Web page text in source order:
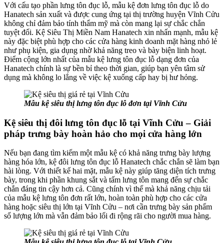
Với cấu tạo phần lưng tôn đục lỗ, mẫu kệ đơn lưng tôn đục lỗ do
Hanatech sản xuất và được cung ứng tại thị trường huyện Vĩnh Cửu
không chỉ đảm bảo tính thẩm mỹ mà còn mang lại sự chắc chắn
tuyệt đối. Kệ Siêu Thị Miền Nam Hanatech xin nhấn mạnh, mẫu kệ
này đặc biệt phù hợp cho các cửa hàng kinh doanh mặt hàng nhỏ lẻ
như phụ kiện, gia dụng nhờ khả năng treo và bày biện linh hoạt.
Điểm cộng lớn nhất của mẫu kệ lưng tôn đục lỗ dạng đơn của
Hanatech chính là sự bền bỉ theo thời gian, giúp bạn yên tâm sử
dụng mà không lo lắng về việc kệ xuống cấp hay bị hư hỏng.
Mẫu kệ siêu thị lưng tôn đục lỗ đơn tại Vĩnh Cửu
Kệ siêu thị đôi lưng tôn đục lỗ tại Vĩnh Cửu – Giải
pháp trưng bày hoàn hảo cho mọi cửa hàng lớn
Nếu bạn đang tìm kiếm một mẫu kệ có khả năng trưng bày lượng
hàng hóa lớn, kệ đôi lưng tôn đục lỗ Hanatech chắc chắn sẽ làm bạn
hài lòng. Với thiết kế hai mặt, mẫu kệ này giúp tăng diện tích trưng
bày, trong khi phần khung sắt và tấm lưng tôn mang đến sự chắc
chắn đáng tin cậy hơn cả. Cũng chính vì thế mà khả năng chịu tải
của mẫu kệ lưng tôn đơn rất lớn, hoàn toàn phù hợp cho các cửa
hàng hoặc siêu thị lớn tại Vĩnh Cửu – nơi cần trưng bày sản phẩm
số lượng lớn mà vẫn đảm bảo lối đi rộng rãi cho người mua hàng.